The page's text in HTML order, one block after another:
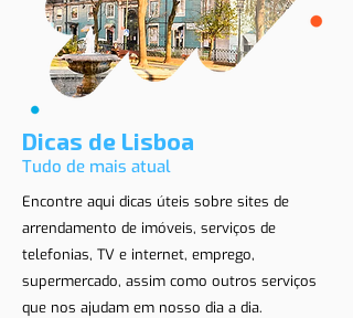
Dicas de Lisboa
Tudo de mais atual
Encontre aqui dicas úteis sobre sites de
arrendamento de imóveis, serviços de
telefonias, TV e internet, emprego,
supermercado, assim como outros serviços
que nos ajudam em nosso dia a dia.